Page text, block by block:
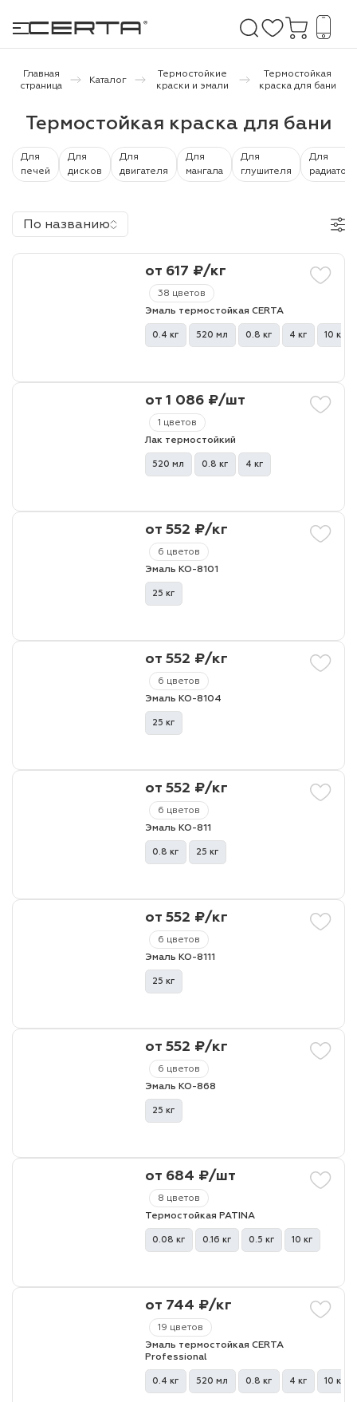
покрытия
и дачи
бетону,
Главная
страница
Каталог
Термостойкие
краски и эмали
Термостойкая
краска для бани
Термостойкая краска для бани
Для
печей
Для
дисков
Для
двигателя
Для
мангала
Для
глушителя
Для
радиатора
По названию
38 цветов
от 617 ₽/кг
Эмаль термостойкая CERTA
0.4 кг 520 мл 0.8 кг 4 кг 10 кг
1 цветов
от 1 086 ₽/шт
Лак термостойкий
520 мл 0.8 кг 4 кг
6 цветов
от 552 ₽/кг
Эмаль КО-8101
25 кг
6 цветов
от 552 ₽/кг
Эмаль КО-8104
25 кг
6 цветов
от 552 ₽/кг
Эмаль КО-811
0.8 кг 25 кг
6 цветов
от 552 ₽/кг
Эмаль КО-8111
25 кг
6 цветов
от 552 ₽/кг
Эмаль КО-868
25 кг
8 цветов
от 684 ₽/шт
Термостойкая PATINA
0.08 кг 0.16 кг 0.5 кг 10 кг
19 цветов
от 744 ₽/кг
Эмаль термостойкая CERTA
Professional
0.4 кг 520 мл 0.8 кг 4 кг 10 кг